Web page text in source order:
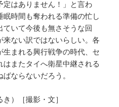
定はありません！」と言わ
時間も奪われる準備の忙し
ていて今後も無さそうな回
ない訳ではないらしい。各
まれる興行戦争の時代、セ
またタイへ衛星中継される
ならないだろう。
）［撮影・文］